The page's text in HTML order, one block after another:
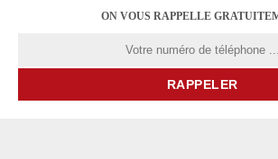
ON VOUS RAPPELLE